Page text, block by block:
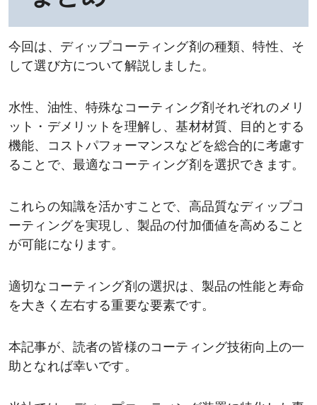
今回は、ディップコーティング剤の種類、特性、そ
して選び方について解説しました。
水性、油性、特殊なコーティング剤それぞれのメリ
ット・デメリットを理解し、基材材質、目的とする
機能、コストパフォーマンスなどを総合的に考慮す
ることで、最適なコーティング剤を選択できます。
これらの知識を活かすことで、高品質なディップコ
ーティングを実現し、製品の付加価値を高めること
が可能になります。
適切なコーティング剤の選択は、製品の性能と寿命
を大きく左右する重要な要素です。
本記事が、読者の皆様のコーティング技術向上の一
助となれば幸いです。